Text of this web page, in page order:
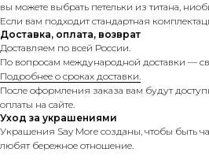
вы можете выбрать петельки из титана,
Если вам подходит стандартная
Доставка, оплата, возврат
Доставляем по всей России.
По вопросам международной доставки —
Подробнее о сроках доставки.
После оформления заказа вам будут
оплаты на сайте.
Уход за украшениями
Украшения Say More созданы, чтобы быть
любят бережное отношение.